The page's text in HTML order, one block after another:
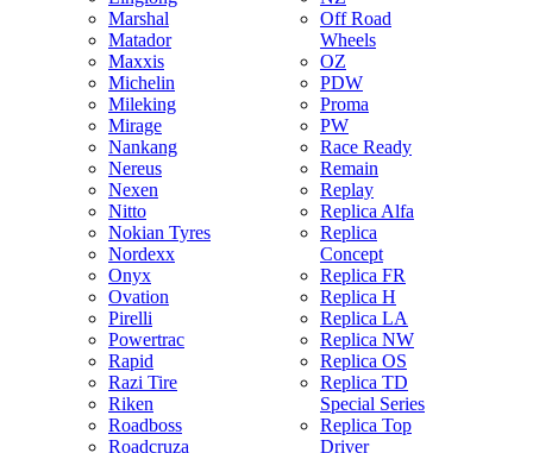
Marshal
Matador
Maxxis
Michelin
Mileking
Mirage
Nankang
Nereus
Nexen
Nitto
Nokian Tyres
Nordexx
Onyx
Ovation
Pirelli
Powertrac
Rapid
Razi Tire
Riken
Roadboss
Roadcruza
Off Road
Wheels
OZ
PDW
Proma
PW
Race Ready
Remain
Replay
Replica Alfa
Replica
Concept
Replica FR
Replica H
Replica LA
Replica NW
Replica OS
Replica TD
Special Series
Replica Top
Driver